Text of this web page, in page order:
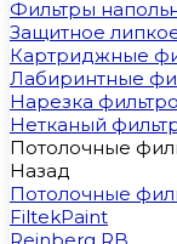
Фильтры
Защитное
Картриджные
Лабиринтные
Нарезка
Нетканый
Потолочные
Назад
Потолочные
FiltekPaint